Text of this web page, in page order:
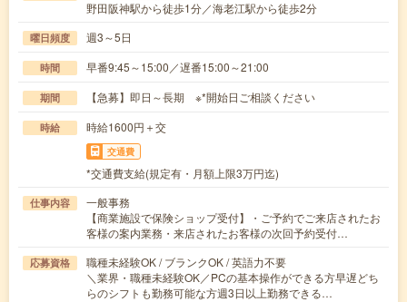
野田阪神駅から徒歩1分／海老江駅から徒歩2分
曜日頻度 週3～5日
時間 早番9:45～15:00／遅番15:00～21:00
期間 【急募】即日～長期 ※*開始日ご相談ください
時給 時給1600円＋交
交通費
*交通費支給(規定有・月額上限3万円迄)
仕事内容
一般事務
【商業施設で保険ショップ受付】・ご予約でご来店されたお
客様の案内業務・来店されたお客様の次回予約受付…
応募資格
職種未経験OK / ブランクOK / 英語力不要
＼業界・職種未経験OK／PCの基本操作ができる方早遅どち
らのシフトも勤務可能な方週3日以上勤務できる…